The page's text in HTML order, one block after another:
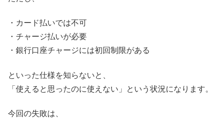
・カード払いでは不可
・チャージ払いが必要
・銀行口座チャージには初回制限がある
といった仕様を知らないと、
「使えると思ったのに使えない」という状況になります。
今回の失敗は、